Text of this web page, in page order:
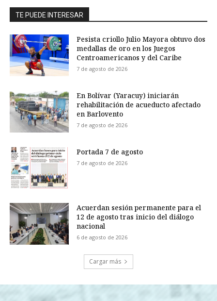
TE PUEDE INTERESAR
Pesista criollo Julio Mayora obtuvo dos
medallas de oro en los Juegos
Centroamericanos y del Caribe
7 de agosto de 2026
En Bolívar (Yaracuy) iniciarán
rehabilitación de acueducto afectado
en Barlovento
7 de agosto de 2026
Portada 7 de agosto
7 de agosto de 2026
Acuerdan sesión permanente para el
12 de agosto tras inicio del diálogo
nacional
6 de agosto de 2026
Cargar más